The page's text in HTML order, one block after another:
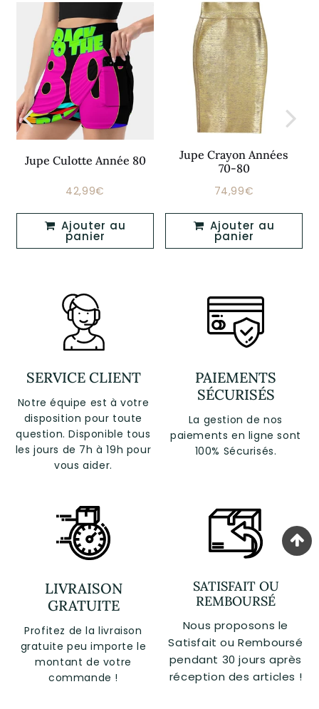
Jupe Culotte Année 80
Prix
42,99€
panier
Jupe Crayon Années
70-80
Prix
74,99€
panier
SERVICE CLIENT
Notre équipe est à votre
disposition pour toute
question. Disponible tous
les jours de 7h à 19h pour
vous aider.
PAIEMENTS
SÉCURISÉS
La gestion de nos
paiements en ligne sont
100% Sécurisés.
LIVRAISON
GRATUITE
Profitez de la livraison
gratuite peu importe le
montant de votre
commande !
SATISFAIT OU
REMBOURSÉ
Nous proposons le
Satisfait ou Remboursé
pendant 30 jours après
réception des articles !